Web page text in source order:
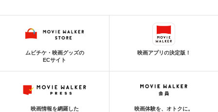
ムビチケ・映画グッズの
ECサイト
映画アプリの決定版！
映画情報を網羅した
映画体験を、オトクに。